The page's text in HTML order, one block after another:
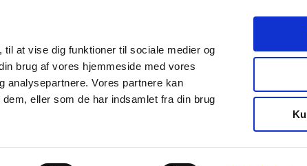
at vise dig funktioner til sociale medier og
brug af vores hjemmeside med vores
analysepartnere. Vores partnere kan
eller som de har indsamlet fra din brug
About us Contact us Publications
and
Pharmacies and sale of
Medical
Special